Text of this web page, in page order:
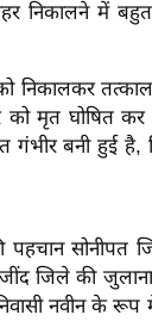
निकालने में
निकालकर
को मृत घोषित कर
बनी हुई है,
सोनीपत
जिले की
नवीन के रूप